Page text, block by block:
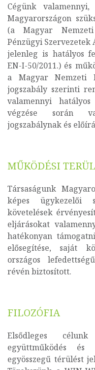
Cégünk
Magyarországon
(a Magyar
Pénzügyi
jelenleg is hatályos
EN-I-50/2011.) és
a Magyar Nemzeti
jogszabály szerinti
valamennyi
végzése során
jogszabálynak és
MŰKÖDÉSI
Társaságunk
képes ügykezelői
követelések
eljárásokat
hatékonyan
elősegítése, saját
országos
révén biztosított.
FILOZÓFIA
Elsődleges
együttműködés
egyösszegű térülést